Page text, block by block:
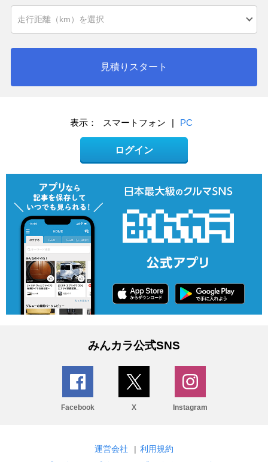
見積りスタート
表示： スマートフォン | PC
ログイン
みんカラ公式SNS
Facebook X Instagram
運営会社 | 利用規約